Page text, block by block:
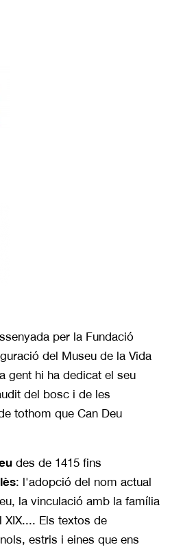
per la Fundació
del Museu de la Vida
gent hi ha dedicat el seu
del bosc i de les
tothom que Can Deu
des de 1415 fins
: l'adopció del nom actual
la vinculació amb la família
XIX.... Els textos de
estris i eines que ens